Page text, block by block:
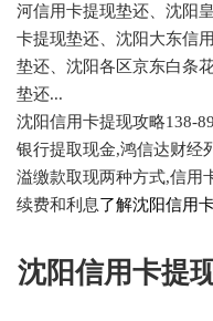
河信用卡提现垫还、沈阳
卡提现垫还、沈阳大东信
垫还、沈阳各区京东白条
垫还...
沈阳信用卡提现攻略138-
银行提取现金,鸿信达财经
溢缴款取现两种方式,信用
续费和利息了解沈阳信用
沈阳信用卡提